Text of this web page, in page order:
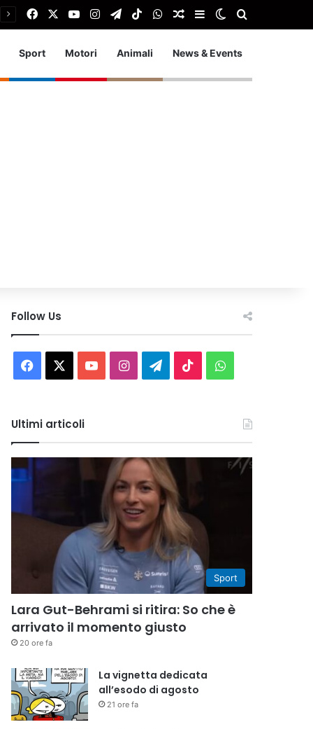
FacebookYou TubeInstagram
TelegramTikTokWhatsApp
Articolo Random
Barra laterale
Cambia aspetto
Sport Motori Animali News & Events
Follow Us
Facebook You InstagramTelegram
TikTokWhatsApp
Ultimi articoli
Sport
Lara Gut-Behrami si ritira: So che è
arrivato il momento giusto
20 ore fa
La vignetta dedicata
all’esodo di agosto
21 ore fa